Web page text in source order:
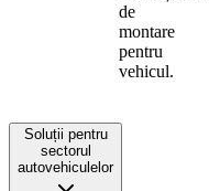
de
montare
pentru
vehicul.
Soluții pentru
sectorul
autovehiculelor